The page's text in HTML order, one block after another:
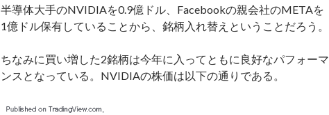
半導体大手のNVIDIAを0.9億ドル、Facebookの親会社のMETAを
1億ドル保有していることから、銘柄入れ替えということだろう。
ちなみに買い増した2銘柄は今年に入ってともに良好なパフォーマ
ンスとなっている。NVIDIAの株価は以下の通りである。